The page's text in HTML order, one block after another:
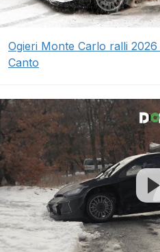
Ogieri Monte Carlo ralli
Canto